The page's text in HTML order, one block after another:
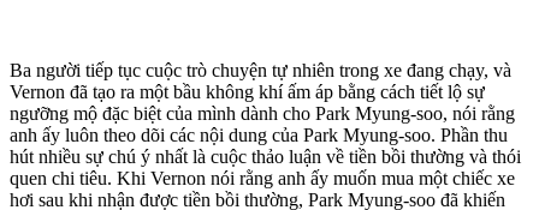
Ba người tiếp tục cuộc trò chuyện tự nhiên trong xe đang chạy, và
Vernon đã tạo ra một bầu không khí ấm áp bằng cách tiết lộ sự
ngưỡng mộ đặc biệt của mình dành cho Park Myung-soo, nói rằng
anh ấy luôn theo dõi các nội dung của Park Myung-soo. Phần thu
hút nhiều sự chú ý nhất là cuộc thảo luận về tiền bồi thường và thói
quen chi tiêu. Khi Vernon nói rằng anh ấy muốn mua một chiếc xe
hơi sau khi nhận được tiền bồi thường, Park Myung-soo đã khiến